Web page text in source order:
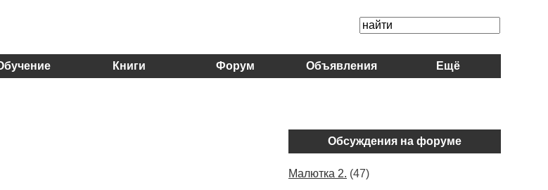
Книги Форум Объявления Ещё
Обсуждения на форуме
Малютка 2. (47)